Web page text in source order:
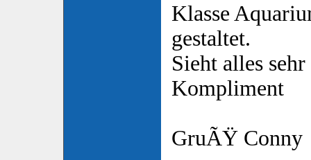
Klasse
gestaltet.
Sieht alles
Kompliment
GruÃŸ Conny